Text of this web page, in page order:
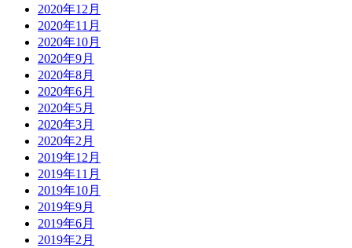
2020年12月
2020年11月
2020年10月
2020年9月
2020年8月
2020年6月
2020年5月
2020年3月
2020年2月
2019年12月
2019年11月
2019年10月
2019年9月
2019年6月
2019年2月